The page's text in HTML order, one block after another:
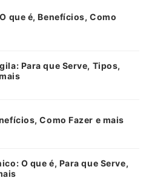
que é, Benefícios, Como
Para que Serve, Tipos,
Como Fazer e mais
O que é, Para que Serve,